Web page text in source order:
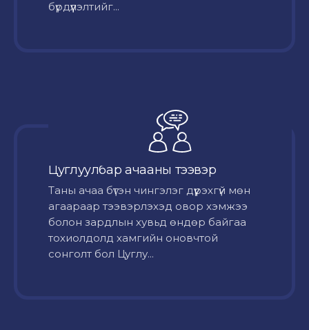
бүрдүүлэлтийг...
Цуглуулбар ачааны тээвэр
Таны ачаа бүтэн чингэлэг дүүрэхгүй мөн
агаараар тээвэрлэхэд овор хэмжээ
болон зардлын хувьд өндөр байгаа
тохиолдолд хамгийн оновчтой
сонголт бол Цуглу...